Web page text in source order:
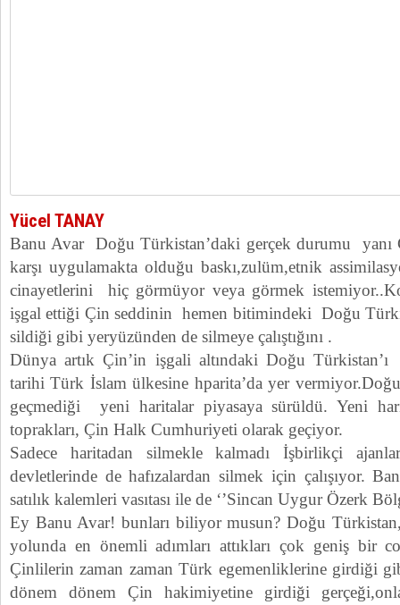
Yücel TANAY
Banu Avar Doğu Türkistan’daki gerçek durumu
karşı uygulamakta olduğu baskı,zulüm,etnik
cinayetlerini hiç görmüyor veya görmek
işgal ettiği Çin seddinin hemen bitimindeki Doğu
sildiği gibi yeryüzünden de silmeye çalıştığını .
Dünya artık Çin’in işgali altındaki Doğu Türkistan’ı
tarihi Türk İslam ülkesine hparita’da yer
geçmediği yeni haritalar piyasaya sürüldü. Yeni
toprakları, Çin Halk Cumhuriyeti olarak geçiyor.
Sadece haritadan silmekle kalmadı İşbirlikçi
devletlerinde de hafızalardan silmek için çalışıyor.
satılık kalemleri vasıtası ile de ‘’Sincan Uygur Özerk
Ey Banu Avar! bunları biliyor musun? Doğu
yolunda en önemli adımları attıkları çok geniş bir
Çinlilerin zaman zaman Türk egemenliklerine girdiği
dönem dönem Çin hakimiyetine girdiği